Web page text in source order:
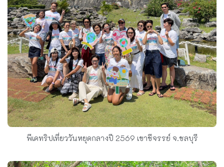
พีเคทริปเที่ยววันหยุดกลางปี 2569 เขาชีจรรย์ จ.ชลบุรี